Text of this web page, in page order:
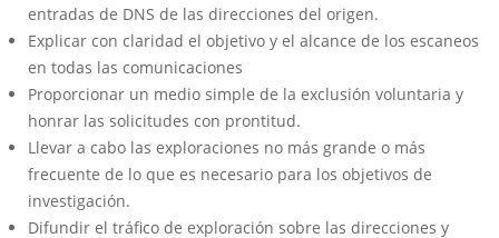
entradas de DNS de las direcciones del origen.
Explicar con claridad el objetivo y el alcance de los escaneos
en todas las comunicaciones
Proporcionar un medio simple de la exclusión voluntaria y
honrar las solicitudes con prontitud.
Llevar a cabo las exploraciones no más grande o más
frecuente de lo que es necesario para los objetivos de
investigación.
Difundir el tráfico de exploración sobre las direcciones y